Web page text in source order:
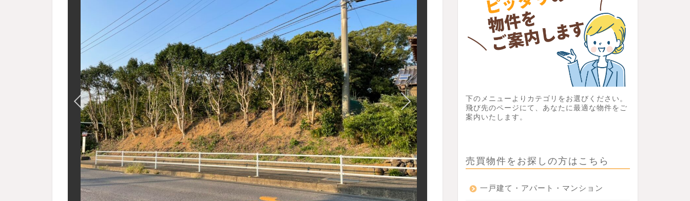
下のメニューよりカテゴリをお選びください。
飛び先のページにて、あなたに最適な物件をご
案内いたします。
売買物件をお探しの方はこちら
一戸建て・アパート・マンション